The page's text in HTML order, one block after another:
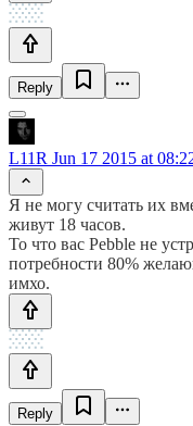
Reply
L11R Jun 17 2015 at
Я не могу считать их
живут 18 часов.
То что вас Pebble не
потребности 80%
имхо.
Reply